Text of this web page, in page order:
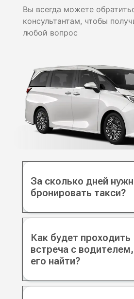
Вы всегда можете
консультантам, чтобы
любой вопрос
За сколько дней
бронировать такси?
Как будет проходить
встреча с
его найти?